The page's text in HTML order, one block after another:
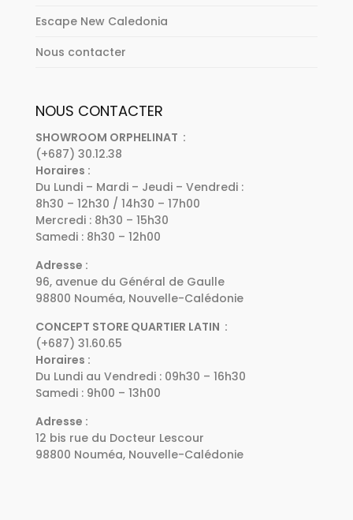
Escape New Caledonia
Nous contacter
NOUS CONTACTER
SHOWROOM ORPHELINAT :
(+687) 30.12.38
Horaires :
Du Lundi – Mardi – Jeudi – Vendredi :
8h30 – 12h30 / 14h30 – 17h00
Mercredi : 8h30 – 15h30
Samedi : 8h30 – 12h00
Adresse :
96, avenue du Général de Gaulle
98800 Nouméa, Nouvelle-Calédonie
CONCEPT STORE QUARTIER LATIN :
(+687) 31.60.65
Horaires :
Du Lundi au Vendredi : 09h30 – 16h30
Samedi : 9h00 – 13h00
Adresse :
12 bis rue du Docteur Lescour
98800 Nouméa, Nouvelle-Calédonie